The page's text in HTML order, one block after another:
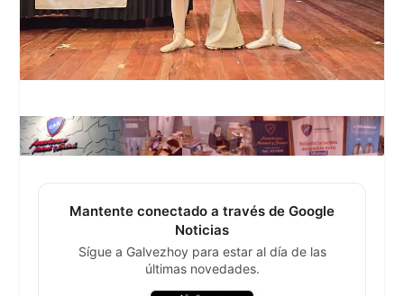
Mantente conectado a través de Google
Noticias
Sígue a Galvezhoy para estar al día de las
últimas novedades.